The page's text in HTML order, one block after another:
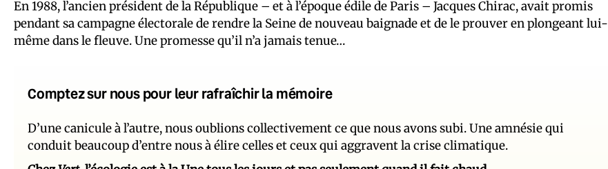
En 1988, l’ancien président de la République – et à l’époque édile de Paris – Jacques Chirac, avait promis
pendant sa campagne électorale de rendre la Seine de nouveau baignade et de le prouver en plongeant lui-
même dans le fleuve. Une promesse qu’il n’a jamais tenue…
Comptez sur nous pour leur rafraîchir la mémoire
D’une canicule à l’autre, nous oublions collectivement ce que nous avons subi. Une amnésie qui
conduit beaucoup d’entre nous à élire celles et ceux qui aggravent la crise climatique.